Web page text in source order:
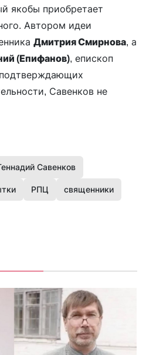
якобы приобретает
Автором идеи
Дмитрия Смирнова, а
(Епифанов), епископ
Савенков не
Савенков
РПЦ священники